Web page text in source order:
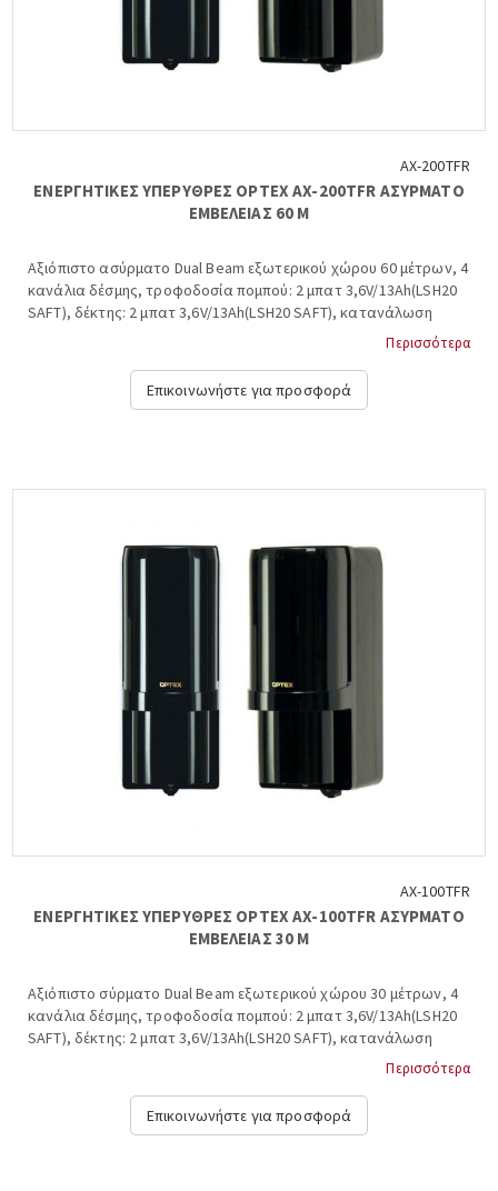
AX-200TFR
ΕΝΕΡΓΗΤΙΚΕΣ ΥΠΕΡΥΘΡΕΣ OPTEX AX-200TFR ΑΣΥΡΜΑΤΟ
ΕΜΒΕΛΕΙΑΣ 60 Μ
Αξιόπιστο ασύρματο Dual Beam εξωτερικού χώρου 60 μέτρων, 4
κανάλια δέσμης, τροφοδοσία πομπού: 2 μπατ 3,6V/13Ah(LSH20
SAFT), δέκτης: 2 μπατ 3,6V/13Ah(LSH20 SAFT), κατανάλωση
πομπού 490μΑ και δέκτη 320μΑ. Τυπική διάρκεια ζωής μπαταριας
πομπού~3έτη, δέκτη~ 5 έτη. Διαθέτει τριπλό Tamper προστασία,
έξοδο low battery, κύκλωμα εξοικονόμισης μπαταρίας, led
ένδειξης low battery. Στην συσκευασία δεν περιλαμβάνονται οι
Περισσότερα
Επικοινωνήστε για προσφορά
AX-100TFR
ΕΝΕΡΓΗΤΙΚΕΣ ΥΠΕΡΥΘΡΕΣ OPTEX AX-100TFR ΑΣΥΡΜΑΤΟ
ΕΜΒΕΛΕΙΑΣ 30 Μ
Αξιόπιστο σύρματο Dual Beam εξωτερικού χώρου 30 μέτρων, 4
κανάλια δέσμης, τροφοδοσία πομπού: 2 μπατ 3,6V/13Ah(LSH20
SAFT), δέκτης: 2 μπατ 3,6V/13Ah(LSH20 SAFT), κατανάλωση
πομπού 300μΑ και δέκτη 320μΑ. Τυπική διάρκεια ζωής μπαταριας
~ 5 έτη. Διαθέτει τριπλό Tamper προστασία, έξοδο low battery,
κύκλωμα εξοικονόμισης μπαταρίας, led ένδειξης low battery.
Στην συσκευασία δεν περιλαμβάνονται οι μπαταρίες του
Περισσότερα
Επικοινωνήστε για προσφορά